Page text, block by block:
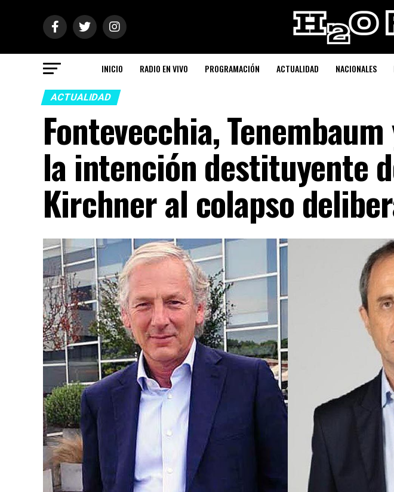
INICIO RADIO EN VIVO PROGRAMACIÓN ACTUALIDAD NACIONALES
ACTUALIDAD
Fontevecchia,
la intención destituyente
Kirchner al colapso